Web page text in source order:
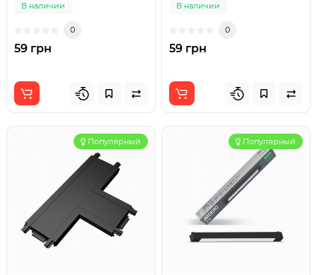
В наличии
0
59 грн
В наличии
0
59 грн
Популярный Популярный